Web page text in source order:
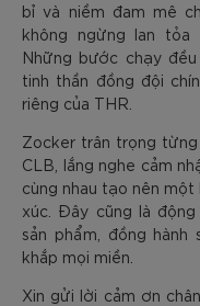
bỉ và niềm đam mê
không ngừng lan tỏa
Những bước chạy
tinh thần đồng đội
riêng của THR.
Zocker trân trọng
CLB, lắng nghe cảm
cùng nhau tạo nên
xúc. Đây cũng là
sản phẩm, đồng
khắp mọi miền.
Xin gửi lời cảm ơn